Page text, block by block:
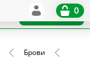
Установить
0
Брови